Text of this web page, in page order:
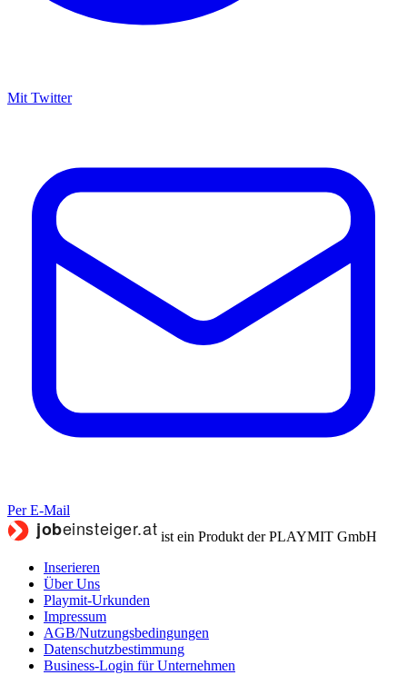
Mit Twitter
Per E-Mail
ist ein Produkt der PLAYMIT GmbH
Inserieren
Über Uns
Playmit-Urkunden
Impressum
AGB/Nutzungsbedingungen
Datenschutzbestimmung
Business-Login für Unternehmen